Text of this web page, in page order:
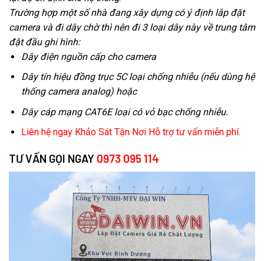
Trường hợp một số nhà đang xây dựng có ý định lắp đặt
camera và đi dây chờ thì nên đi 3 loại dây này về trung tâm
đặt đầu ghi hình:
Dây điện nguồn cấp cho camera
Dây tín hiệu đồng trục 5C loại chống nhiễu (nếu dùng hệ
thống camera analog) hoặc
Dây cáp mạng CAT6E loại có vỏ bạc chống nhiễu.
Liên hệ ngay Khảo Sát Tận Nơi Hỗ trợ tư vấn miễn phí.
TƯ VẤN GỌI NGAY 0973 095 114